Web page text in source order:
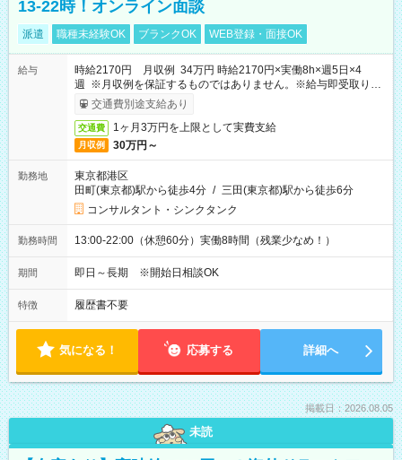
13-22時！オンライン面談
派遣 職種未経験OK ブランクOK WEB登録・面接OK
給与
時給2170円 月収例 34万円 時給2170円×実働8h×週5日×4
週 ※月収例を保証するものではありません。※給与即受取りサ
ービス利用可（利用条件有）
交通費別途支給あり
交通費 1ヶ月3万円を上限として実費支給
月収例 30万円～
勤務地
東京都港区
田町(東京都)駅から徒歩4分 / 三田(東京都)駅から徒歩6分
コンサルタント・シンクタンク
勤務時間 13:00-22:00（休憩60分）実働8時間（残業少なめ！）
期間 即日～長期 ※開始日相談OK
特徴 履歴書不要
気になる！ 応募する 詳細へ
掲載日：2026.08.05
未読